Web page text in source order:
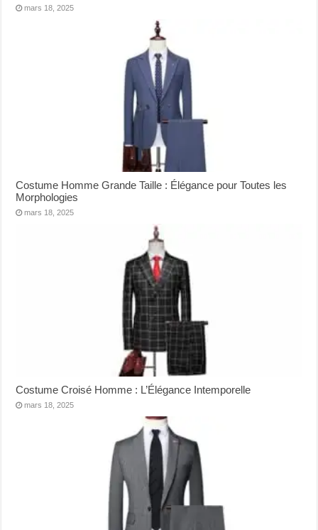
mars 18, 2025
Costume Homme Grande Taille : Élégance pour Toutes les
Morphologies
mars 18, 2025
Costume Croisé Homme : L’Élégance Intemporelle
mars 18, 2025